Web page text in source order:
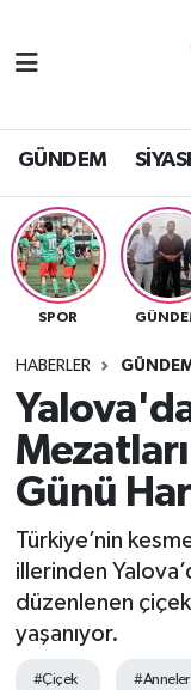
GÜNDEM
SPOR
HABERLER
Günü
Türkiye’nin
illerinden
düzenlenen
yaşanıyor.
#Çiçek
SİYASET
EKONOMİ
KÜLTÜR
BİLİM VE
ASAYİŞ
SPOR
ULUSAL
Yalova
Yalova Hava
Yalova
Yalova Trafik
Tüm
Son Dakika